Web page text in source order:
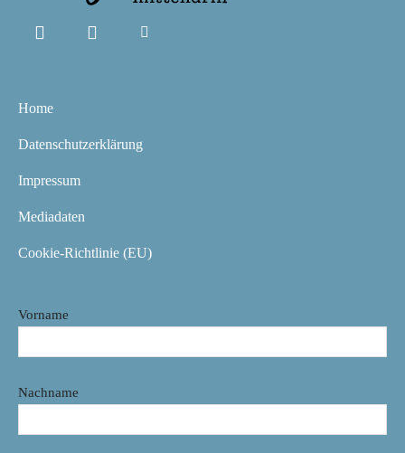
Home
Datenschutzerklärung
Impressum
Mediadaten
Cookie-Richtlinie (EU)
Vorname
Nachname